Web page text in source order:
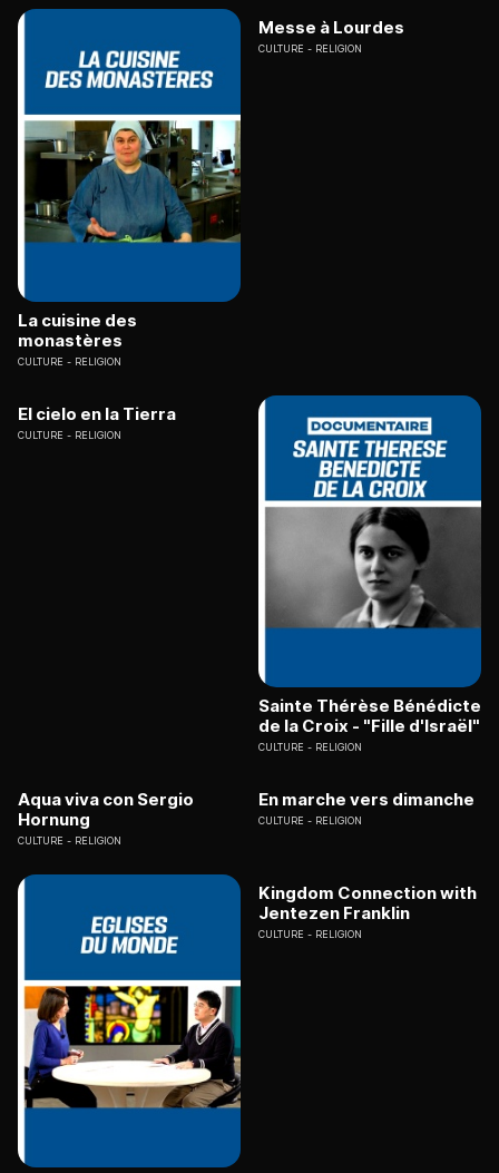
La cuisine des
monastères
CULTURE RELIGION
Messe à Lourdes
CULTURE RELIGION
El cielo en la Tierra
CULTURE RELIGION
Sainte Thérèse Bénédicte
de la Croix - "Fille d'Israël"
CULTURE RELIGION
Aqua viva con Sergio
Hornung
CULTURE RELIGION
En marche vers dimanche
CULTURE RELIGION
Kingdom Connection with
Jentezen Franklin
CULTURE RELIGION